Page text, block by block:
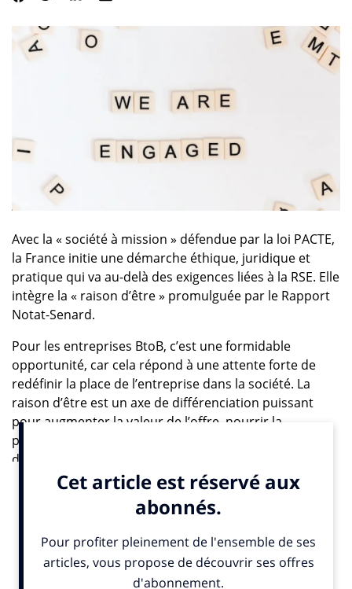
Avec la « société à mission » défendue par la loi PACTE,
la France initie une démarche éthique, juridique et
pratique qui va au-delà des exigences liées à la RSE. Elle
intègre la « raison d’être » promulguée par le Rapport
Notat-Senard.
Pour les entreprises BtoB, c’est une formidable
opportunité, car cela répond à une attente forte de
redéfinir la place de l’entreprise dans la société. La
raison d’être est un axe de différenciation puissant
pour augmenter la valeur de l’offre, nourrir la
préférence, que ce soit du point de vue de l’interne ou
de la marque employeur. On pense notamment à la
génération Y, loin d’être aussi désabusée qu’on veut
bien le dire. Elle a seulement des aspirations
différentes de celles de ses aînés. Sur certains points,
ces Enfants du Millénaire sont même bien plus
engagés. Ils ont grandi avec les messages de
sensibilisation sur les différents enjeux sociétaux : 70%